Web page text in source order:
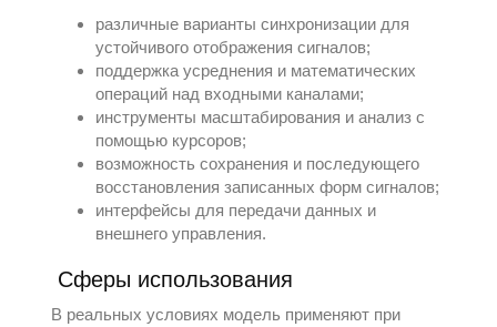
различные варианты синхронизации для
устойчивого отображения сигналов;
поддержка усреднения и математических
операций над входными каналами;
инструменты масштабирования и анализ с
помощью курсоров;
возможность сохранения и последующего
восстановления записанных форм сигналов;
интерфейсы для передачи данных и
внешнего управления.
Сферы использования
В реальных условиях модель применяют при